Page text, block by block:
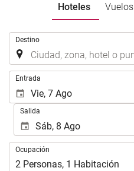
Hoteles Vuelos
Destino
Entrada
Salida
Ocupación
Ocupación
2 Personas, 1 Habitación